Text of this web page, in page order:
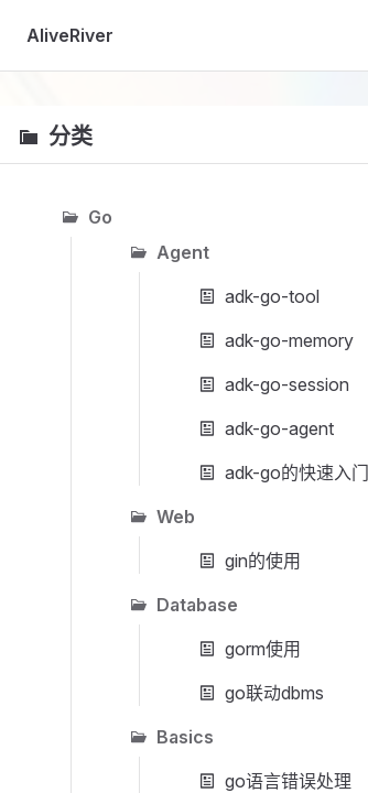
Skip to content
AliveRiver
分类
Go
Agent
adk-go-tool
adk-go-memory
adk-go-session
adk-go-agent
adk-go的快速入门
Web
gin的使用
Database
gorm使用
go联动dbms
Basics
go语言错误处理